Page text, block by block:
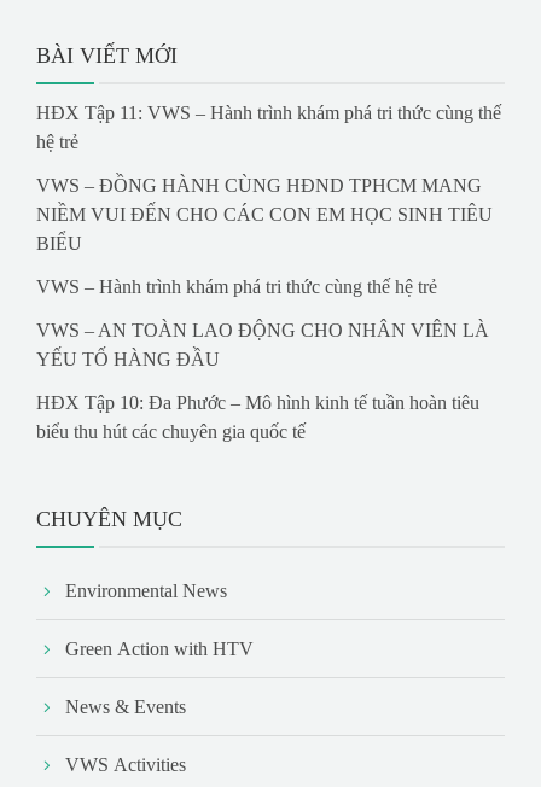
BÀI VIẾT MỚI
HĐX Tập 11: VWS – Hành trình khám phá tri thức cùng thế
hệ trẻ
VWS – ĐỒNG HÀNH CÙNG HĐND TPHCM MANG
NIỀM VUI ĐẾN CHO CÁC CON EM HỌC SINH TIÊU
BIỂU
VWS – Hành trình khám phá tri thức cùng thế hệ trẻ
VWS – AN TOÀN LAO ĐỘNG CHO NHÂN VIÊN LÀ
YẾU TỐ HÀNG ĐẦU
HĐX Tập 10: Đa Phước – Mô hình kinh tế tuần hoàn tiêu
biểu thu hút các chuyên gia quốc tế
CHUYÊN MỤC
Environmental News
Green Action with HTV
News & Events
VWS Activities